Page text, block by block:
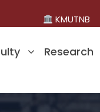
KMUTNB
Research